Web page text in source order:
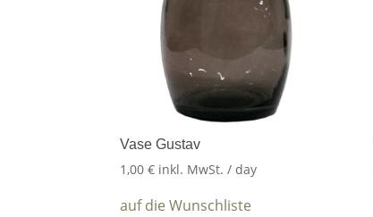
Vase Gustav
1,00€ inkl. MwSt. / day
auf die Wunschliste